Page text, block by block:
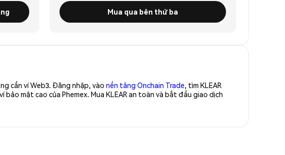
Mua qua bên thứ ba
cần ví Web3. Đăng nhập, vào nền tảng Onchain Trade, tìm KLEAR
mật cao của Phemex. Mua KLEAR an toàn và bắt đầu giao dịch